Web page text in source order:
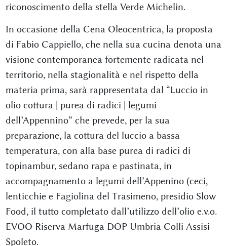
riconoscimento della stella Verde Michelin.
In occasione della Cena Oleocentrica, la proposta
di Fabio Cappiello, che nella sua cucina denota una
visione contemporanea fortemente radicata nel
territorio, nella stagionalità e nel rispetto della
materia prima, sarà rappresentata dal “Luccio in
olio cottura | purea di radici | legumi
dell’Appennino” che prevede, per la sua
preparazione, la cottura del luccio a bassa
temperatura, con alla base purea di radici di
topinambur, sedano rapa e pastinata, in
accompagnamento a legumi dell’Appenino (ceci,
lenticchie e Fagiolina del Trasimeno, presidio Slow
Food, il tutto completato dall’utilizzo dell’olio e.v.o.
EVOO Riserva Marfuga DOP Umbria Colli Assisi
Spoleto.